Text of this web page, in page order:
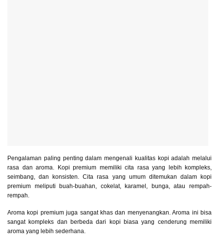
Pengalaman paling penting dalam mengenali kualitas kopi adalah melalui
rasa dan aroma. Kopi premium memiliki cita rasa yang lebih kompleks,
seimbang, dan konsisten. Cita rasa yang umum ditemukan dalam kopi
premium meliputi buah-buahan, cokelat, karamel, bunga, atau rempah-
rempah.
Aroma kopi premium juga sangat khas dan menyenangkan. Aroma ini bisa
sangat kompleks dan berbeda dari kopi biasa yang cenderung memiliki
aroma yang lebih sederhana.